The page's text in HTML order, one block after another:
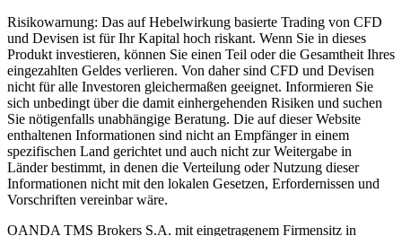
Risikowarnung: Das auf Hebelwirkung basierte Trading von CFD
und Devisen ist für Ihr Kapital hoch riskant. Wenn Sie in dieses
Produkt investieren, können Sie einen Teil oder die Gesamtheit Ihres
eingezahlten Geldes verlieren. Von daher sind CFD und Devisen
nicht für alle Investoren gleichermaßen geeignet. Informieren Sie
sich unbedingt über die damit einhergehenden Risiken und suchen
Sie nötigenfalls unabhängige Beratung. Die auf dieser Website
enthaltenen Informationen sind nicht an Empfänger in einem
spezifischen Land gerichtet und auch nicht zur Weitergabe in
Länder bestimmt, in denen die Verteilung oder Nutzung dieser
Informationen nicht mit den lokalen Gesetzen, Erfordernissen und
Vorschriften vereinbar wäre.
OANDA TMS Brokers S.A. mit eingetragenem Firmensitz in